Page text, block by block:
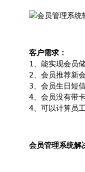
客户需求：
1、能实现会员
2、会员推荐新
3、会员生日短
4、会员没有带
4、可以计算员工
会员管理系统解